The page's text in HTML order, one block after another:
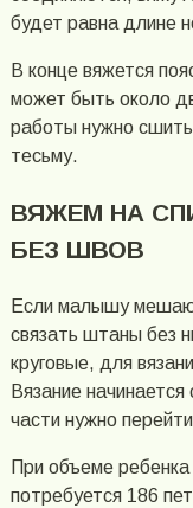
будет равна длине
В конце вяжется
может быть около
работы нужно
тесьму.
ВЯЖЕМ НА
БЕЗ ШВОВ
Если малышу
связать штаны без
круговые, для
Вязание
части нужно
При объеме
потребуется 186